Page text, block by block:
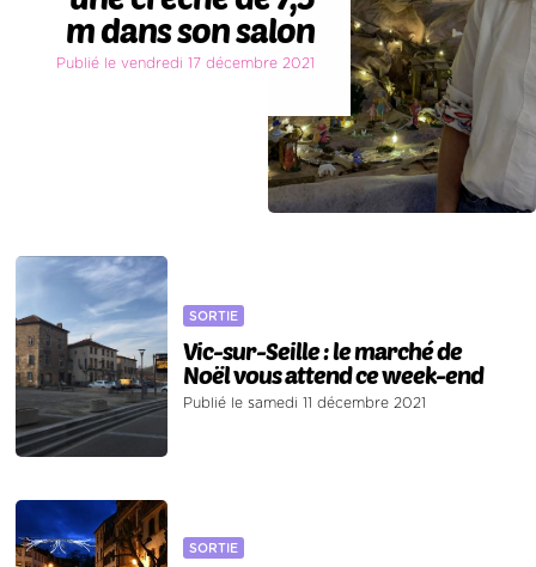
m dans son salon
Publié le vendredi 17 décembre 2021
SORTIE
Vic-sur-Seille : le marché de
Noël vous attend ce week-end
Publié le samedi 11 décembre 2021
SORTIE